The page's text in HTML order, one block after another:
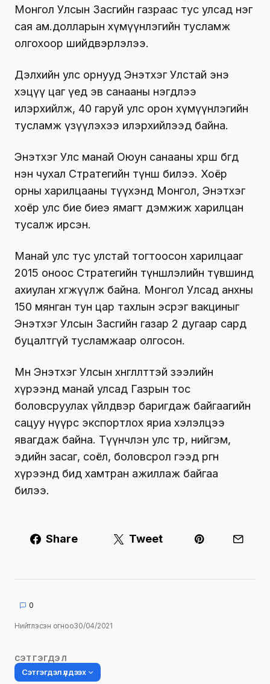
Монгол Улсын Засгийн газраас тус улсад нэг
сая ам.долларын хүмүүнлэгийн тусламж
олгохоор шийдвэрлэлээ.
Дэлхийн улс орнууд Энэтхэг Улстай энэ
хэцүү цаг үед эв санааны нэгдлээ
илэрхийлж, 40 гаруй улс орон хүмүүнлэгийн
тусламж үзүүлэхээ илэрхийлээд байна.
Энэтхэг Улс манай Оюун санааны хөрш бөгөөд
нэн чухал Стратегийн түнш билээ. Хоёр
орны харилцааны түүхэнд Монгол, Энэтхэг
хоёр улс бие биеэ ямагт дэмжиж харилцан
тусалж ирсэн.
Манай улс тус улстай тогтоосон харилцааг
2015 оноос Стратегийн түншлэлийн түвшинд
ахиулан хөгжүүлж байна. Монгол Улсад анхны
150 мянган тун цар тахлын эсрэг вакциныг
Энэтхэг Улсын Засгийн газар 2 дугаар сард
буцалтгүй тусламжаар олгосон.
Мөн Энэтхэг Улсын хөнгөлөлттэй зээлийн
хүрээнд манай улсад Газрын тос
боловсруулах үйлдвэр баригдаж байгаагийн
сацуу нүүрс экспортлох яриа хэлэлцээ
явагдаж байна. Түүнчлэн улс төр, нийгэм,
эдийн засаг, соёл, боловсрол гээд өргөн
хүрээнд бид хамтран ажиллаж байгаа
билээ.
Share Tweet
0
Нийтлэсэн огноо30/04/2021
СЭТГЭГДЭЛ
Сэтгэгдэл үлдээх